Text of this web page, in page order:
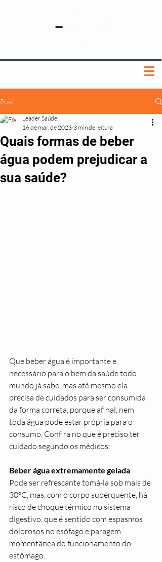
Post
Quais formas de beber
água podem prejudicar a
sua saúde?
Leader Saúde
16 de mar. de 2023 3 min de leitura
Que beber água é importante e
necessário para o bem da saúde todo
mundo já sabe, mas até mesmo ela
precisa de cuidados para ser consumida
da forma correta, porque afinal, nem
toda água pode estar própria para o
consumo. Confira no que é preciso ter
cuidado segundo os médicos:
Beber água extremamente gelada
Pode ser refrescante tomá-la sob mais de
30ºC, mas, com o corpo superquente, há
risco de choque térmico no sistema
digestivo, que é sentido com espasmos
dolorosos no esôfago e paragem
momentânea do funcionamento do
estômago.